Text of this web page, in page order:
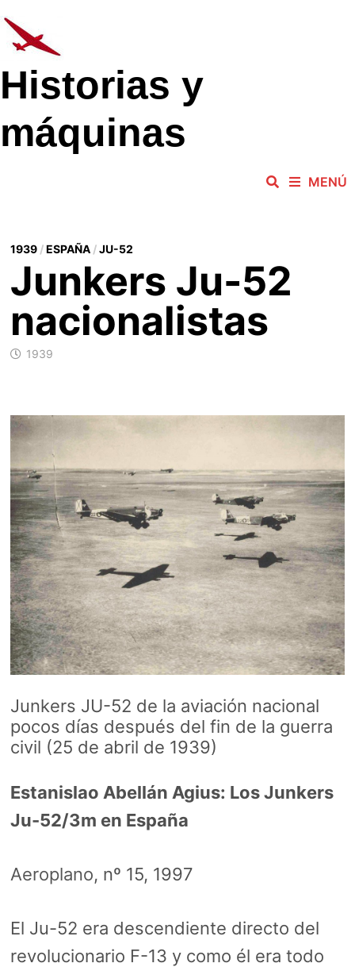
al
contenido
Historias y
máquinas
MENÚ
1939/ESPAÑA/JU-52
Junkers Ju-52
nacionalistas
1939
Junkers JU-52 de la aviación nacional
pocos días después del fin de la guerra
civil (25 de abril de 1939)
Estanislao Abellán Agius: Los Junkers
Ju-52/3m en España
Aeroplano, nº 15, 1997
El Ju-52 era descendiente directo del
revolucionario F-13 y como él era todo